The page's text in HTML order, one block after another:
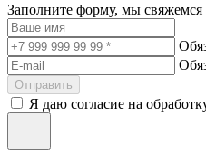
Заполните форму, мы свяжемся
Отправить
Я даю согласие на